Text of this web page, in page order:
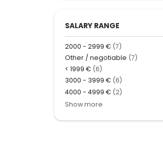
SALARY RANGE
2000 - 2999 € (7)
Other / negotiable (7)
< 1999 € (6)
3000 - 3999 € (6)
4000 - 4999 € (2)
Show more